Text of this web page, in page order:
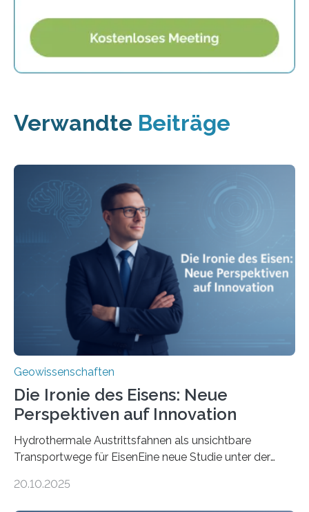
Verwandte Beiträge
Geowissenschaften
Die Ironie des Eisens: Neue
Perspektiven auf Innovation
Hydrothermale Austrittsfahnen als unsichtbare
Transportwege für EisenEine neue Studie unter der
Umweltwissenschaften der Universität Bremen –
20.10.2025